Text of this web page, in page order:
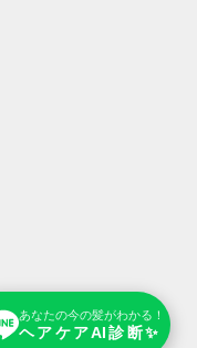
あなたの今の髪がわかる！
ヘアケアAI診断✨